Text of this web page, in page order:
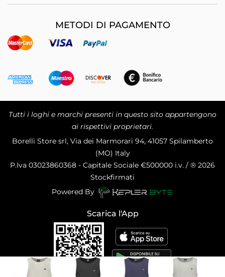
METODI DI PAGAMENTO
Tutti i loghi e marchi presenti in questo sito appartengono
ai rispettivi proprietari.
Borelli Store srl, Via dei Marmorari 94, 41057 Spilamberto
(MO) Italy
P.Iva 03023860368 - Capitale Sociale €500000 i.v. / ® 2026
Stockfirmati
Powered By
Scarica l'App